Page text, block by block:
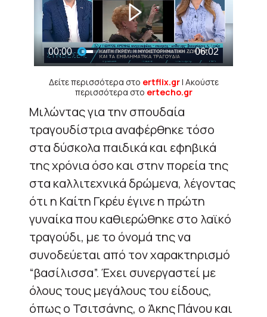
Δείτε περισσότερα στο ertflix.gr| Ακούστε
περισσότερα στο ertecho.gr
Μιλώντας για την σπουδαία
τραγουδίστρια αναφέρθηκε τόσο
στα δύσκολα παιδικά και εφηβικά
της χρόνια όσο και στην πορεία της
στα καλλιτεχνικά δρώμενα, λέγοντας
ότι η Καίτη Γκρέυ έγινε η πρώτη
γυναίκα που καθιερώθηκε στο λαϊκό
τραγούδι, με το όνομά της να
συνοδεύεται από τον χαρακτηρισμό
“βασίλισσα”. Έχει συνεργαστεί με
όλους τους μεγάλους του είδους,
όπως ο Τσιτσάνης, ο Άκης Πάνου και